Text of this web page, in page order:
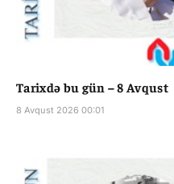
Tarixdə bu gün – 8 Avqust
8 Avqust 2026 00:01